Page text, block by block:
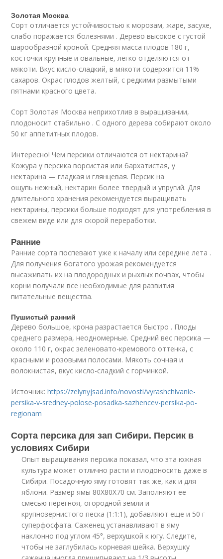
Золотая Москва
Сорт отличается устойчивостью к морозам, жаре, засухе,
слабо поражается болезнями . Дерево высокое с густой
шарообразной кроной. Средняя масса плодов 180 г,
косточки крупные и овальные, легко отделяются от
мякоти. Вкус кисло-сладкий, в мякоти содержится 11%
сахаров. Окрас плодов желтый, с редкими размытыми
пятнами красного цвета.
Сорт Золотая Москва неприхотлив в выращивании,
плодоносит стабильно . С одного дерева собирают около
50 кг аппетитных плодов.
Интересно! Чем персики отличаются от нектарина?
Кожура у персика ворсистая или бархатистая, у
нектарина — гладкая и глянцевая. Персик на
ощупь нежный, нектарин более твердый и упругий. Для
длительного хранения рекомендуется выращивать
нектарины, персики больше подходят для употребления в
свежем виде или для скорой переработки.
Ранние
Ранние сорта поспевают уже к началу или середине лета .
Для получения богатого урожая рекомендуется
высаживать их на плодородных и рыхлых почвах, чтобы
корни получали все необходимые для развития
питательные вещества.
Пушистый ранний
Дерево большое, крона разрастается быстро . Плоды
среднего размера, неодномерные. Средний вес персика —
около 110 г, окрас зеленовато-кремового оттенка, с
красными и розовыми полосами. Мякоть сочная и
волокнистая, вкус кисло-сладкий с горчинкой.
Источник:https://zelynyjsad.info/novosti/vyrashchivanie-
persika-v-sredney-polose-posadka-sazhencev-persika-po-
regionam
Сорта персика для зап Сибири. Персик в
условиях Сибири
Опыт выращивания персика показал, что эта южная
культура может отлично расти и плодоносить даже в
Сибири. Посадочную яму готовят так же, как и для
яблони. Размер ямы 80X80X70 см. Заполняют ее
смесью перегноя, огородной земли и
крупнозернистого песка (1:1:1), добавляют еще и 50 г
суперфосфата. Саженец устанавливают в яму
наклонно под углом 45°, верхушкой к югу. Следите,
чтобы не заглубилась корневая шейка. Верхушку